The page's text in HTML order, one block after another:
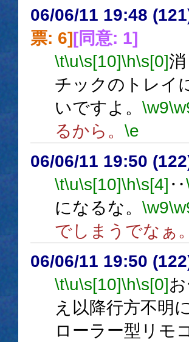
06/06/11 19:48
票: 6][同意: 1]
\t\u\s[10]\h\s[0]
チックのトレイ
いですよ。 \w9
るから。 \e
06/06/11 19:50
\t\u\s[10]\h\s[4] ‥
になるな。 \w9
でしまうでなぁ
06/06/11 19:50
\t\u\s[10]\h\s[0]
え以降行方不明
ローラー型リモ